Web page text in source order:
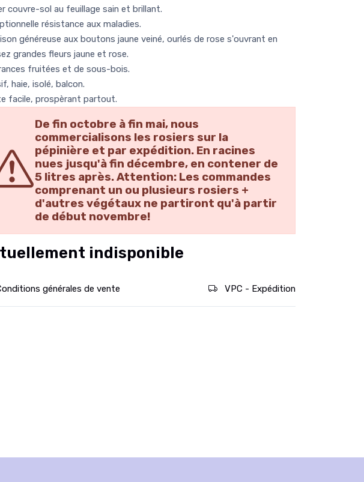
couvre-sol au feuillage sain et brillant.
résistance aux maladies.
généreuse aux boutons jaune veiné, ourlés de rose s'ouvrant en
grandes fleurs jaune et rose.
fruitées et de sous-bois.
haie, isolé, balcon.
facile, prospèrant partout.
De fin octobre à fin mai, nous
commercialisons les rosiers sur la
pépinière et par expédition. En racines
nues jusqu'à fin décembre, en contener de
5 litres après. Attention: Les commandes
comprenant un ou plusieurs rosiers +
d'autres végétaux ne partiront qu'à partir
de début novembre!
indisponible
générales de vente VPC - Expédition